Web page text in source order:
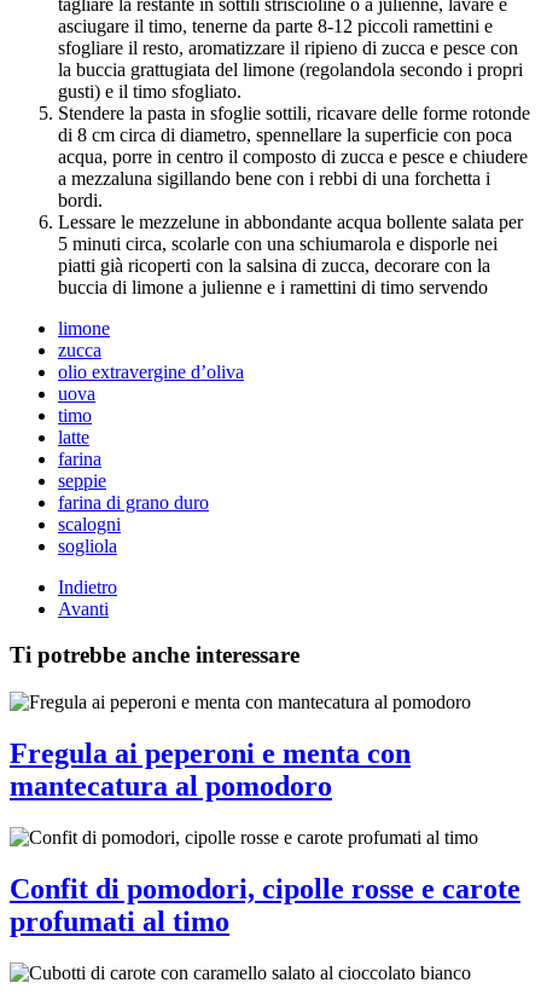
asciugare il timo, tenerne da parte 8-12 piccoli ramettini e
sfogliare il resto, aromatizzare il ripieno di zucca e pesce con
la buccia grattugiata del limone (regolandola secondo i propri
gusti) e il timo sfogliato.
Stendere la pasta in sfoglie sottili, ricavare delle forme rotonde
di 8 cm circa di diametro, spennellare la superficie con poca
acqua, porre in centro il composto di zucca e pesce e chiudere
a mezzaluna sigillando bene con i rebbi di una forchetta i
bordi.
Lessare le mezzelune in abbondante acqua bollente salata per
5 minuti circa, scolarle con una schiumarola e disporle nei
piatti già ricoperti con la salsina di zucca, decorare con la
buccia di limone a julienne e i ramettini di timo servendo
limone
zucca
olio extravergine d’oliva
uova
timo
latte
farina
seppie
farina di grano duro
scalogni
sogliola
Indietro
Avanti
Ti potrebbe anche interessare
Fregula ai peperoni e menta con
mantecatura al pomodoro
Confit di pomodori, cipolle rosse e carote
profumati al timo